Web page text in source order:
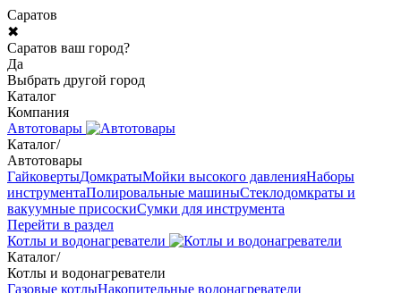
Саратов
✖
Саратов ваш город?
Да
Выбрать другой город
Каталог
Компания
Автотовары
Каталог/
Автотовары
ГайковертыДомкратыМойки высокого давленияНаборы
инструментаПолировальные машиныСтеклодомкраты и
вакуумные присоскиСумки для инструмента
Перейти в раздел
Котлы и водонагреватели
Каталог/
Котлы и водонагреватели
Газовые котлыНакопительные водонагреватели